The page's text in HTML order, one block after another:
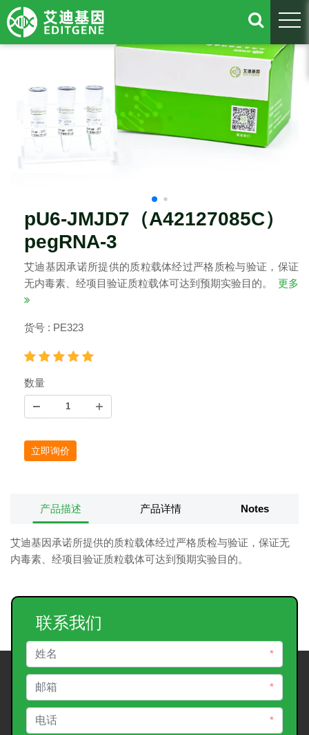
pU6-JMJD7（A42127085C）
pegRNA-3
艾迪基因承诺所提供的质粒载体经过严格质检与验证，保证
无内毒素、经项目验证质粒载体可达到预期实验目的。
更多
货号 : PE323
数量
立即询价
产品描述 产品详情 Notes
艾迪基因承诺所提供的质粒载体经过严格质检与验证，保证无
内毒素、经项目验证质粒载体可达到预期实验目的。
联系我们
*
*
*